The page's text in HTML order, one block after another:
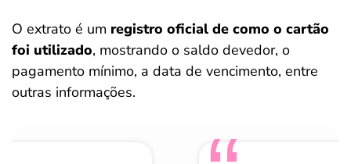
O extrato é um registro oficial de como o cartão
foi utilizado, mostrando o saldo devedor, o
pagamento mínimo, a data de vencimento, entre
outras informações.